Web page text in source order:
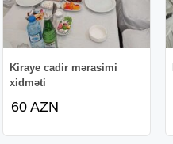
Kiraye cadir mərasimi
xidməti
60 AZN